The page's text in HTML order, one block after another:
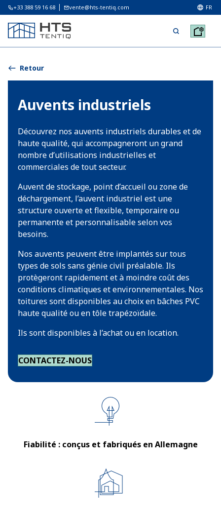
+33 388 59 16 68 vente@hts-tentiq.com FR
Retour
Auvents industriels
Découvrez nos auvents industriels durables et de
haute qualité, qui accompagneront un grand
nombre d’utilisations industrielles et
commerciales de tout secteur.
Auvent de stockage, point d’accueil ou zone de
déchargement, l’auvent industriel est une
structure ouverte et flexible, temporaire ou
permanente et personnalisable selon vos
besoins.
Nos auvents peuvent être implantés sur tous
types de sols sans génie civil préalable. Ils
protègeront rapidement et à moindre coût des
conditions climatiques et environnementales. Nos
toitures sont disponibles au choix en bâches PVC
haute qualité ou en tôle trapézoïdale.
Ils sont disponibles à l’achat ou en location.
CONTACTEZ-NOUS
Fiabilité : conçus et fabriqués en Allemagne